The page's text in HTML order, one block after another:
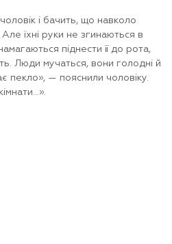
і бачить, що навколо
їхні руки не згинаються в
піднести її до рота,
Люди мучаться, вони голодні й
пекло», — пояснили чоловіку.